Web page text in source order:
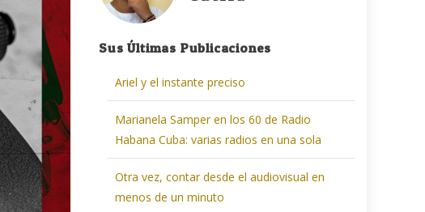
Sus Últimas Publicaciones
Ariel y el instante preciso
Marianela Samper en los 60 de Radio
Habana Cuba: varias radios en una sola
Otra vez, contar desde el audiovisual en
menos de un minuto